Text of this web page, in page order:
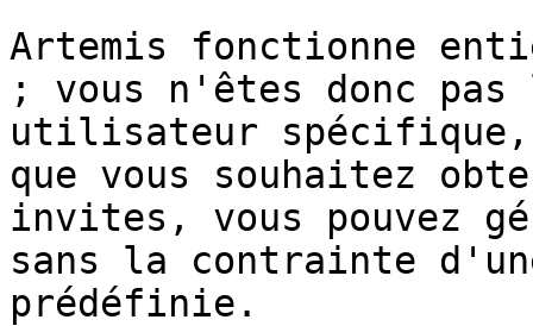
Artemis fonctionne
; vous n'êtes donc
utilisateur
que vous souhaitez
invites, vous pouvez
sans la contrainte
prédéfinie.